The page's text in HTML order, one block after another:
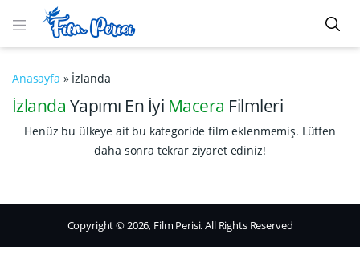
Anasayfa » İzlanda
İzlanda Yapımı En İyi Macera Filmleri
Henüz bu ülkeye ait bu kategoride film eklenmemiş. Lütfen
daha sonra tekrar ziyaret ediniz!
Copyright © 2026, Film Perisi. All Rights Reserved